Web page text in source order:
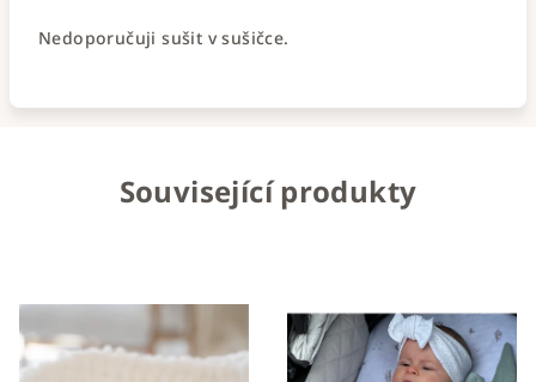
Nedoporučuji sušit v sušičce.
Související produkty